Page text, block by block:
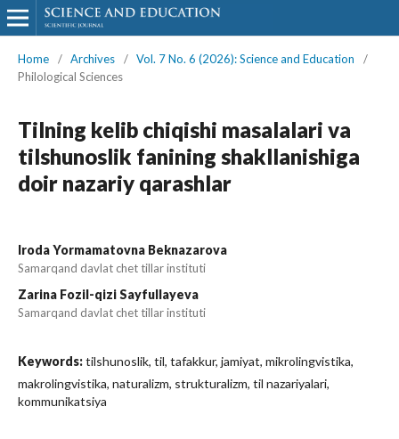
Home / Archives / Vol. 7 No. 6 (2026): Science and Education
/
Philological Sciences
Tilning kelib chiqishi masalalari va
tilshunoslik fanining shakllanishiga
doir nazariy qarashlar
Iroda Yormamatovna Beknazarova
Samarqand davlat chet tillar instituti
Zarina Fozil-qizi Sayfullayeva
Samarqand davlat chet tillar instituti
Keywords:tilshunoslik, til, tafakkur, jamiyat, mikrolingvistika,
makrolingvistika, naturalizm, strukturalizm, til nazariyalari,
kommunikatsiya